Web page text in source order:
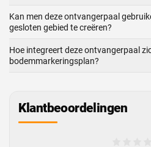
Kan men deze ontvangerpaal
gesloten gebied te creëren?
Hoe integreert deze ontvangerpaal
bodemmarkeringsplan?
Klantbeoordelingen